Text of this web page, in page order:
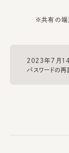
※共有の端
2023年7月14
パスワードの再